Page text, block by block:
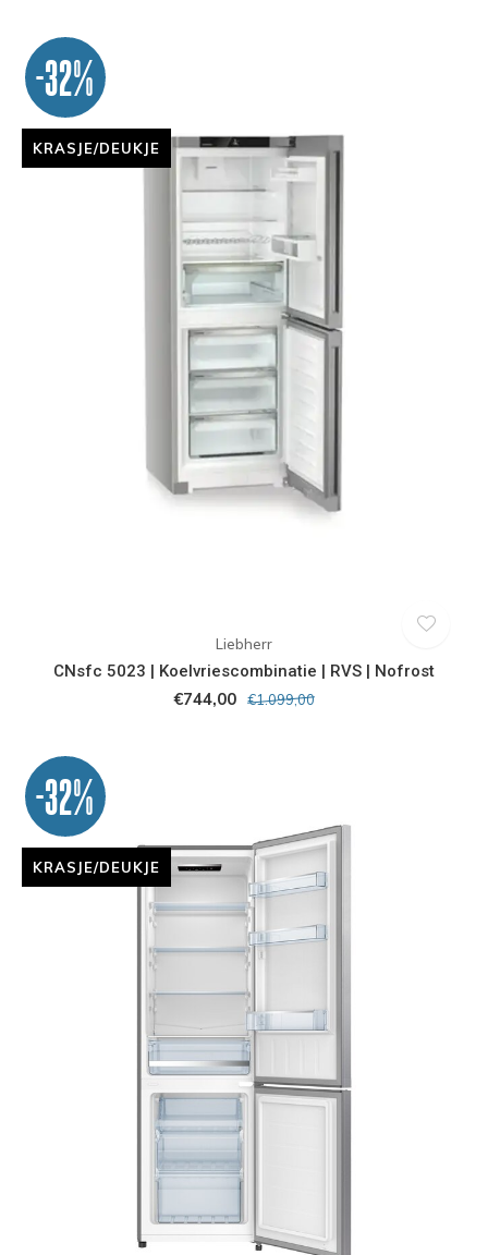
-32%
KRASJE/DEUKJE
Liebherr
CNsfc 5023 | Koelvriescombinatie | RVS | Nofrost
€744,00 €1.099,00
-32%
KRASJE/DEUKJE